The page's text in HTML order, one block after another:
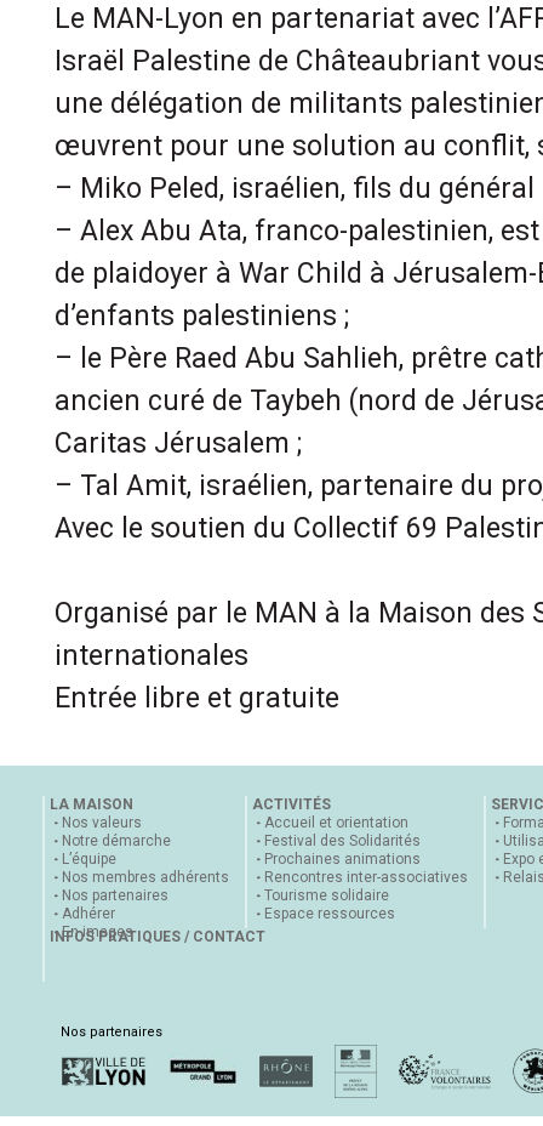
Le MAN-Lyon en partenariat avec
Israël Palestine de Châteaubriant
une délégation de militants
œuvrent pour une solution au conflit,
– Miko Peled, israélien, fils du général
– Alex Abu Ata, franco-palestinien,
de plaidoyer à War Child à
d’enfants palestiniens ;
– le Père Raed Abu Sahlieh, prêtre
ancien curé de Taybeh (nord de
Caritas Jérusalem ;
– Tal Amit, israélien, partenaire du
Avec le soutien du Collectif 69
Organisé par le MAN à la Maison des
internationales
Entrée libre et gratuite
LA MAISON
Nos valeurs
Notre démarche
L’équipe
Nos membres adhérents
Nos partenaires
Adhérer
En images
ACTIVITÉS
Accueil et orientation
Festival des Solidarités
Prochaines animations
Rencontres inter-associatives
Tourisme solidaire
Espace ressources
Expo
INFOS PRATIQUES / CONTACT
Nos partenaires